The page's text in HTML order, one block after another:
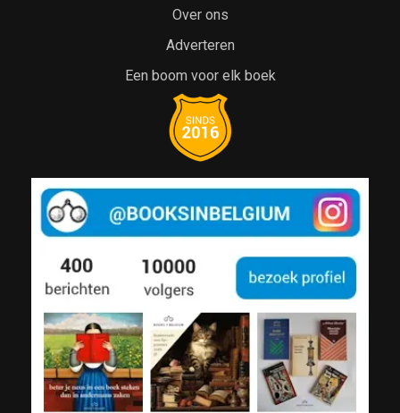
Over ons
Adverteren
Een boom voor elk boek